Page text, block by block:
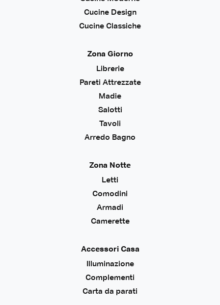
Cucine Design
Cucine Classiche
Zona Giorno
Librerie
Pareti Attrezzate
Madie
Salotti
Tavoli
Arredo Bagno
Zona Notte
Letti
Comodini
Armadi
Camerette
Accessori Casa
Illuminazione
Complementi
Carta da parati